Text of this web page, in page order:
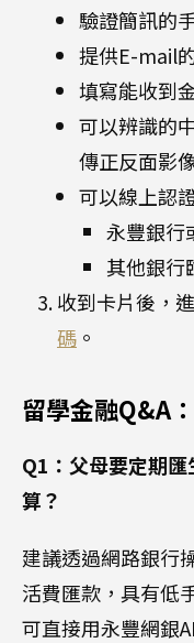
驗證簡訊的
提供E-mail
填寫能收到
可以辨識的
傳正反面影
可以線上認
永豐銀行
其他銀行
收到卡片後，
碼 。
留學金融Q&A
Q1：父母要定期
算？
建議透過網路銀行
活費匯款，具有低
可直接用永豐網銀